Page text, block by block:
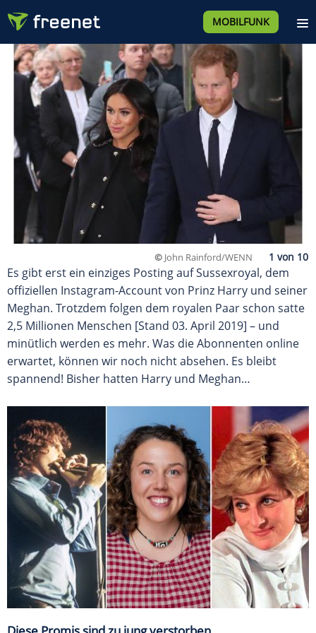
MOBILFUNK
© John Rainford/WENN
Es gibt erst ein einziges Posting auf Sussexroyal, dem
offiziellen Instagram-Account von Prinz Harry und seiner
Meghan. Trotzdem folgen dem royalen Paar schon satte
2,5 Millionen Menschen [Stand 03. April 2019] – und
minütlich werden es mehr. Was die Abonnenten online
erwartet, können wir noch nicht absehen. Es bleibt
spannend! Bisher hatten Harry und Meghan…